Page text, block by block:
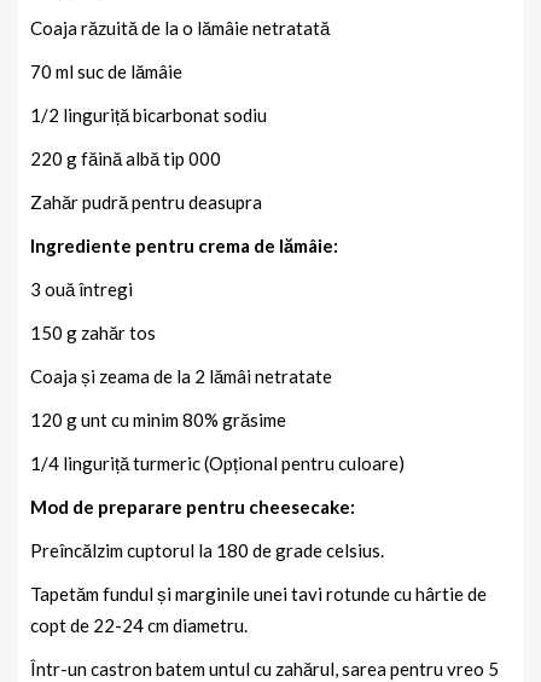
Coaja răzuită de la o lămâie netratată
70 ml suc de lămâie
1/2 linguriță bicarbonat sodiu
220 g făină albă tip 000
Zahăr pudră pentru deasupra
Ingrediente pentru crema de lămâie:
3 ouă întregi
150 g zahăr tos
Coaja și zeama de la 2 lămâi netratate
120 g unt cu minim 80% grăsime
1/4 linguriță turmeric (Opțional pentru culoare)
Mod de preparare pentru cheesecake:
Preîncălzim cuptorul la 180 de grade celsius.
Tapetăm fundul și marginile unei tavi rotunde cu hârtie de
copt de 22-24 cm diametru.
Într-un castron batem untul cu zahărul, sarea pentru vreo 5